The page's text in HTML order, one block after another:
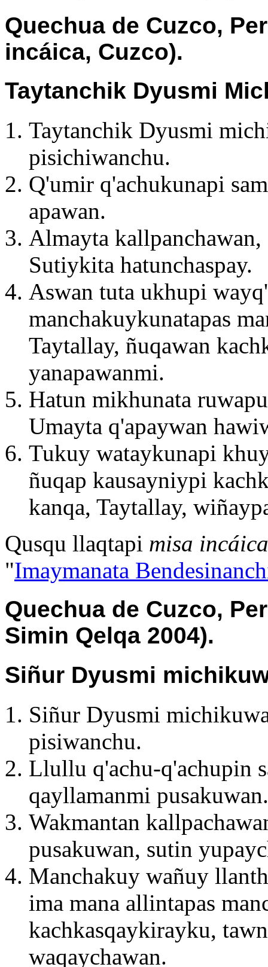
Quechua de Cuzco,
incáica, Cuzco).
Taytanchik Dyusmi
Taytanchik Dyusmi
pisichiwanchu.
Q'umir q'achukunapi
apawan.
Almayta
Sutiykita hatunchaspay.
Aswan tuta ukhupi
manchakuykunatapas
Taytallay, ñuqawan
yanapawanmi.
Hatun mikhunata
Umayta q'apaywan
Tukuy wataykunapi
ñuqap kausayniypi
kanqa, Taytallay,
Qusqu llaqtapi misa incáica
"Imaymanata
Quechua de Cuzco,
Simin Qelqa 2004).
Siñur Dyusmi
Siñur Dyusmi
pisiwanchu.
Llullu q'achu-q'achupin
qayllamanmi pusakuwan.
Wakmantan
pusakuwan, sutin
Manchakuy wañuy
ima mana allintapas
kachkasqaykirayku,
waqaychawan.